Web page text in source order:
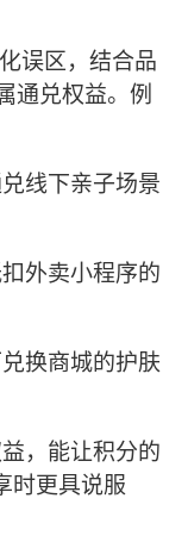
误区，结合品
通兑权益。例
线下亲子场景
外卖小程序的
换商城的护肤
，能让积分的
时更具说服